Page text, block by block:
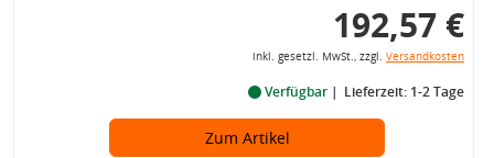
192,57 €
inkl. gesetzl. MwSt., zzgl. Versandkosten
Verfügbar Lieferzeit: 1-2 Tage
Zum Artikel